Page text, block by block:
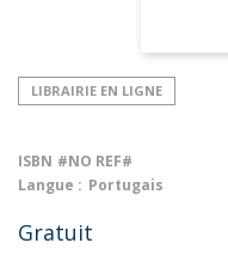
LIBRAIRIE EN LIGNE
ISBN #NO REF#
Langue : Portugais
Gratuit